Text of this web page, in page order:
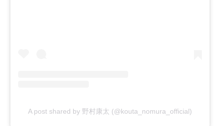
A post shared by 野村康太 (@kouta_nomura_official)